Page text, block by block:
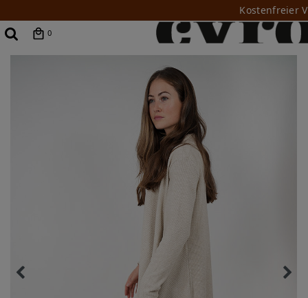
Kostenfreier
0